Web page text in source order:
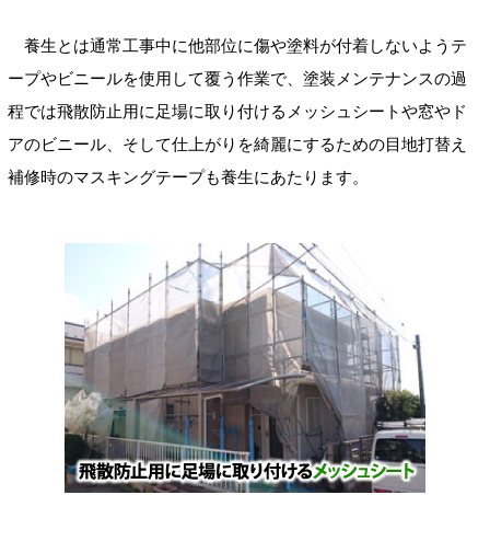
養生とは通常工事中に他部位に傷や塗料が付着しないようテ
ープやビニールを使用して覆う作業で、塗装メンテナンスの過
程では飛散防止用に足場に取り付けるメッシュシートや窓やド
アのビニール、そして仕上がりを綺麗にするための目地打替え
補修時のマスキングテープも養生にあたります。